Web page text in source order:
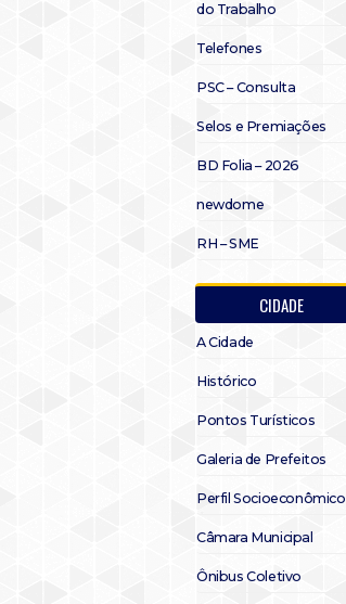
do Trabalho
Telefones
PSC – Consulta
Selos e Premiações
BD Folia – 2026
newdome
RH – SME
CIDADE
A Cidade
Histórico
Pontos Turísticos
Galeria de Prefeitos
Perfil Socioeconômico
Câmara Municipal
Ônibus Coletivo